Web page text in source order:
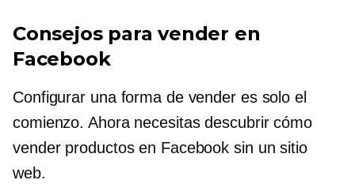
Consejos para vender en
Facebook
Configurar una forma de vender es solo el
comienzo. Ahora necesitas descubrir cómo
vender productos en Facebook sin un sitio
web.